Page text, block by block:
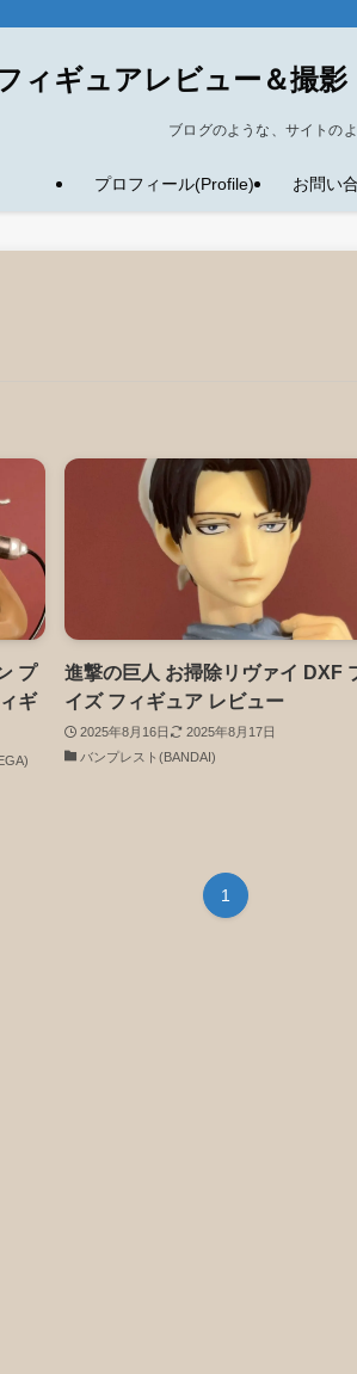
ィギュアレビュー＆撮
ブログのような、サイトの
プロフィール(Profile) お問い
プ
ギ
進撃の巨人 お掃除リヴァイ DXF
イズ フィギュア レビュー
2025年8月16日
2025年8月17日
バンプレスト(BANDAI)
1